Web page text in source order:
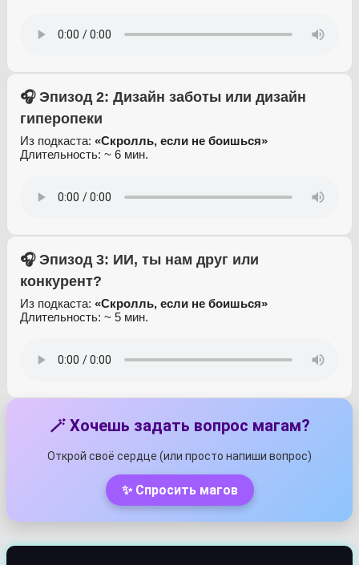
🎧 Эпизод 2: Дизайн заботы или дизайн
гиперопеки
Из подкаста: «Скролль, если не боишься»
Длительность: ~ 6 мин.
🎧 Эпизод 3: ИИ, ты нам друг или
конкурент?
Из подкаста: «Скролль, если не боишься»
Длительность: ~ 5 мин.
🪄 Хочешь задать вопрос магам?
Открой своё сердце (или просто напиши вопрос)
✨ Спросить магов